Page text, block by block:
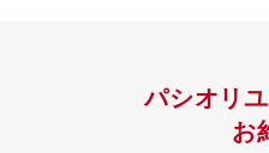
パシオリ
お